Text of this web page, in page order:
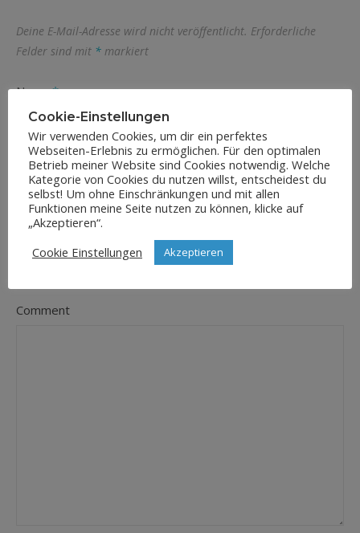
Deine E-Mail-Adresse wird nicht veröffentlicht. Erforderliche
Felder sind mit * markiert
Name*
E-Mail-Adresse*
Comment
Cookie-Einstellungen
Wir verwenden Cookies, um dir ein perfektes
Webseiten-Erlebnis zu ermöglichen. Für den optimalen
Betrieb meiner Website sind Cookies notwendig. Welche
Kategorie von Cookies du nutzen willst, entscheidest du
selbst! Um ohne Einschränkungen und mit allen
Funktionen meine Seite nutzen zu können, klicke auf
„Akzeptieren“.
Cookie Einstellungen
Akzeptieren